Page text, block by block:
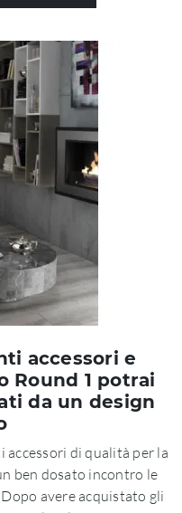
accessori e
Round 1 potrai
da un design
accessori di qualità per la
ben dosato incontro le
avere acquistato gli